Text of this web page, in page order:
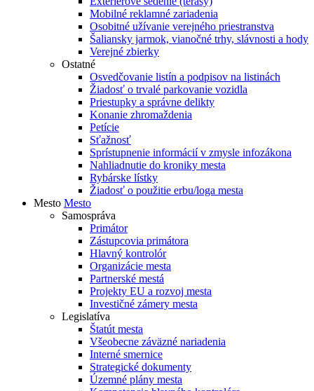
Mobilné reklamné zariadenia
Osobitné užívanie verejného priestranstva
Šaliansky jarmok, vianočné trhy, slávnosti a hody
Verejné zbierky
Ostatné
Osvedčovanie listín a podpisov na listinách
Žiadosť o trvalé parkovanie vozidla
Priestupky a správne delikty
Konanie zhromaždenia
Petície
Sťažnosť
Sprístupnenie informácií v zmysle infozákona
Nahliadnutie do kroniky mesta
Rybárske lístky
Žiadosť o použitie erbu/loga mesta
Mesto Mesto
Samospráva
Primátor
Zástupcovia primátora
Hlavný kontrolór
Organizácie mesta
Partnerské mestá
Projekty EU a rozvoj mesta
Investičné zámery mesta
Legislatíva
Štatút mesta
Všeobecne záväzné nariadenia
Interné smernice
Strategické dokumenty
Územné plány mesta